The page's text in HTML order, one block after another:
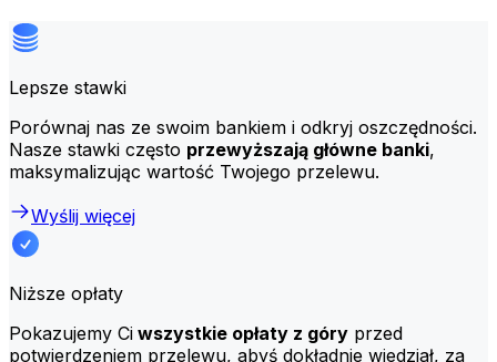
Lepsze stawki
Porównaj nas ze swoim bankiem i odkryj oszczędności.
Nasze stawki często przewyższają główne banki,
maksymalizując wartość Twojego przelewu.
Wyślij więcej
Niższe opłaty
Pokazujemy Ci wszystkie opłaty z góry przed
potwierdzeniem przelewu, abyś dokładnie wiedział, za